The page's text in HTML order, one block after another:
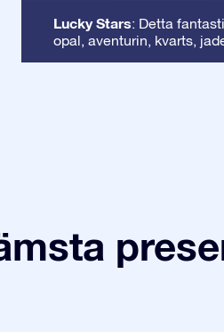
Lucky Stars: Detta
opal, aventurin, kvarts,